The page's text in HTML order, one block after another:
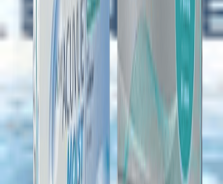
bölümünden takip edebilirsiniz.
Ürünü Seçin ve Özellikleri Belirleyin
İstediğiniz lens ürününü seçin, lens değerlerinizi (BC,
Sph, Dia vb.) girin ve adet miktarını belirleyin. Ardından
Sepetinizi Kontrol Edin
Sepetinizde yer alan ürünleri kontrol edin. İsterseniz
adet değiştirebilir veya farklı ürünler ekleyebilirsiniz.
Sepetiniz ekranın sağ üst köşesinde görünecektir.
Ödeme ve Teslimat Bilgileri
"Sepeti Onayla" butonuna tıklayın. Teslimat adresinizi
girin (kayıtlı adresinizi kullanabilir veya yeni adres
ekleyebilirsiniz) ve güvenli ödeme sayfasından kredi kartı
ile ödemenizi tamamlayın.